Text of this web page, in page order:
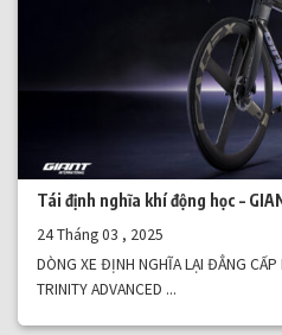
Tái định nghĩa khí động học –
24 Tháng 03 , 2025
DÒNG XE ĐỊNH NGHĨA LẠI ĐẲNG
TRINITY ADVANCED ...